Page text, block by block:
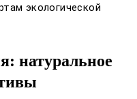
экологической
натуральное